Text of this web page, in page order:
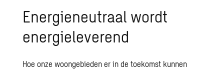
Energieneutraal wordt
energieleverend
Hoe onze woongebieden er in de toekomst kunnen